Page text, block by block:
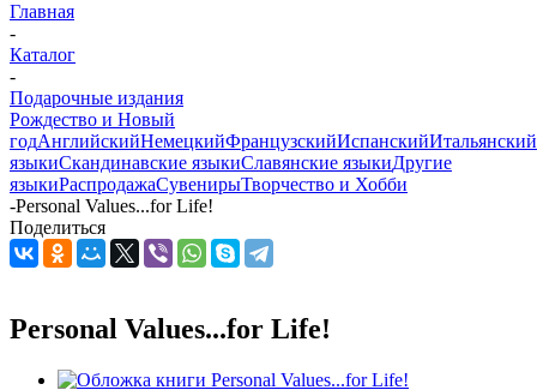
Главная
-
Каталог
-
Подарочные издания
Рождество и Новый
годАнглийскийНемецкийФранцузскийИспанскийИтальянский
языкиСкандинавские языкиСлавянские языкиДругие
языкиРаспродажаСувенирыТворчество и Хобби
-Personal Values...for Life!
Поделиться
Personal Values...for Life!